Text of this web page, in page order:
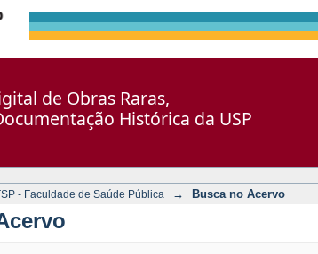
de Obras Raras,
Histórica da USP
- Faculdade de Saúde Pública → Busca no Acervo